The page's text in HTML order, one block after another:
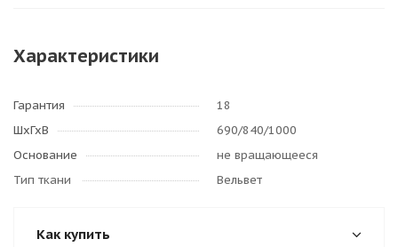
Характеристики
Гарантия
18
ШхГхВ
690/840/1000
Основание
не вращающееся
Тип ткани
Вельвет
Как купить